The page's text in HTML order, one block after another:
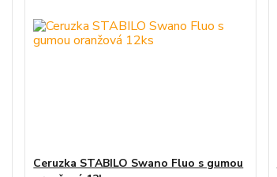
Ceruzka STABILO Swano Fluo s gumou